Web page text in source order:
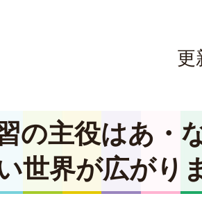
更
の主役はあ・
世界が広がり